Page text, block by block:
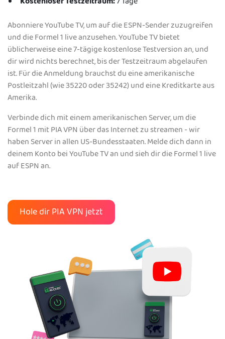
Abonniere YouTube TV, um auf die ESPN-Sender zuzugreifen
und die Formel 1 live anzusehen. YouTube TV bietet
üblicherweise eine 7-tägige kostenlose Testversion an, und
dir wird nichts berechnet, bis der Testzeitraum abgelaufen
ist. Für die Anmeldung brauchst du eine amerikanische
Postleitzahl (wie 35220 oder 35242) und eine Kreditkarte aus
Amerika.
Verbinde dich mit einem amerikanischen Server, um die
Formel 1 mit PIA VPN über das Internet zu streamen - wir
haben Server in allen US-Bundesstaaten. Melde dich dann in
deinem Konto bei YouTube TV an und sieh dir die Formel 1 live
auf ESPN an.
Hole dir PIA VPN jetzt